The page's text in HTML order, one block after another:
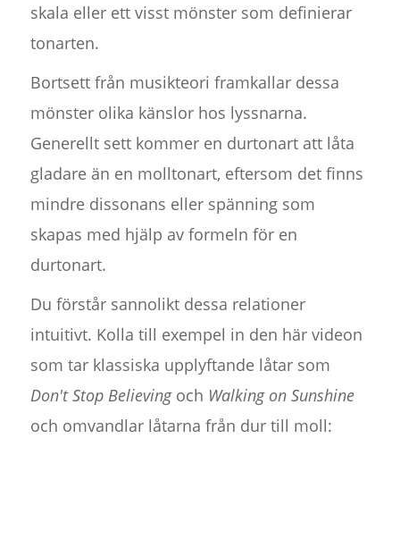
skala eller ett visst mönster som definierar
tonarten.
Bortsett från musikteori framkallar dessa
mönster olika känslor hos lyssnarna.
Generellt sett kommer en durtonart att låta
gladare än en molltonart, eftersom det finns
mindre dissonans eller spänning som
skapas med hjälp av formeln för en
durtonart.
Du förstår sannolikt dessa relationer
intuitivt. Kolla till exempel in den här videon
som tar klassiska upplyftande låtar som
Don't Stop Believingoch Walking on Sunshine
och omvandlar låtarna från dur till moll: